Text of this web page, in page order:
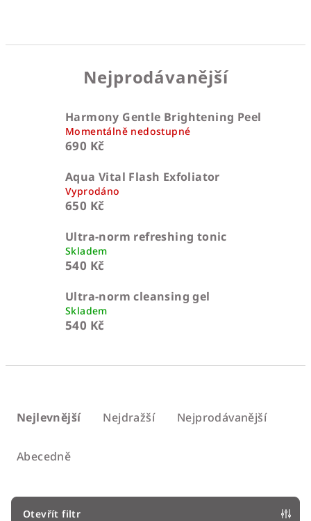
Nejprodávanější
Harmony Gentle Brightening Peel
Momentálně nedostupné
690 Kč
Aqua Vital Flash Exfoliator
Vyprodáno
650 Kč
Ultra-norm refreshing tonic
Skladem
540 Kč
Ultra-norm cleansing gel
Skladem
540 Kč
Nejlevnější Nejdražší Nejprodávanější
Abecedně
Otevřít filtr